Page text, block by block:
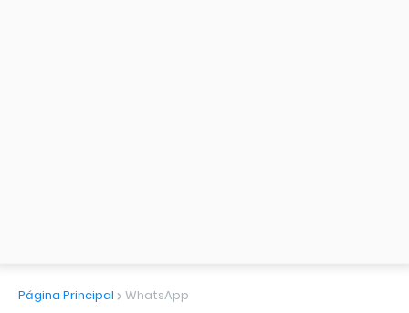
Página Principal WhatsApp